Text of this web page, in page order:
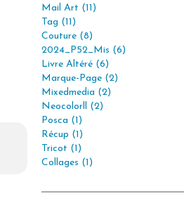
Mail Art (11)
Tag (11)
Couture (8)
2024_P52_Mis (6)
Livre Altéré (6)
Marque-Page (2)
Mixedmedia (2)
Neocolorll (2)
Posca (1)
Récup (1)
Tricot (1)
Collages (1)